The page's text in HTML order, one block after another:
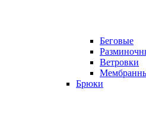
Беговые
Ветровки
Брюки